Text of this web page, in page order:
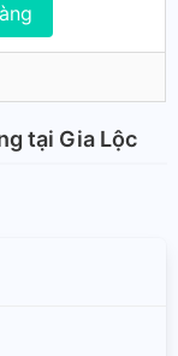
tại Gia Lộc